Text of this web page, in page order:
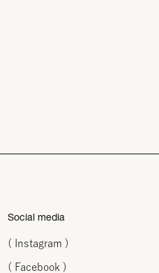
Social media
( Instagram )
( Facebook )